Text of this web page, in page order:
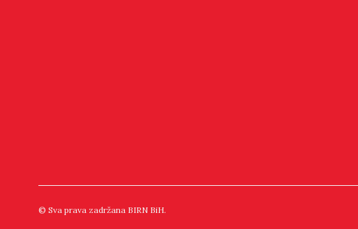
© Sva prava zadržana BIRN BiH.